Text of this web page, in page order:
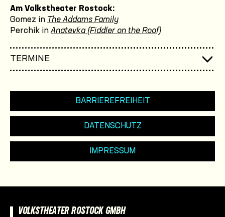
Am Volkstheater Rostock:
Gomez in The Addams Family
Perchik in Anatevka (Fiddler on the Roof)
TERMINE
BARRIEREFREIHEIT
DATENSCHUTZ
IMPRESSUM
VOLKSTHEATER ROSTOCK GMBH